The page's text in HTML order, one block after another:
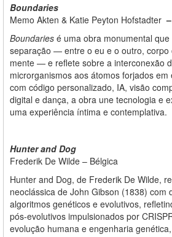
Boundaries
Memo Akten & Katie Peyton Hofstadter –
Boundaries é uma obra monumental
separação — entre o eu e o outro, corpo
mente — e reflete sobre a interconexão
microrganismos aos átomos forjados
com código personalizado, IA, visão
digital e dança, a obra une tecnologia e
uma experiência íntima e contemplativa.
Hunter and Dog
Frederik De Wilde – Bélgica
Hunter and Dog, de Frederik De Wilde,
neoclássica de John Gibson (1838) com
algoritmos genéticos e evolutivos,
pós-evolutivos impulsionados por
evolução humana e engenharia